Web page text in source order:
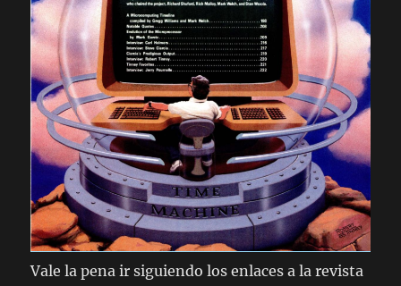
Vale la pena ir siguiendo los enlaces a la revista